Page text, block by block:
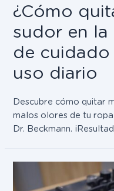
¿Cómo
sudor en la
de
uso diario
Descubre cómo quitar
malos olores de tu
Dr. Beckmann.